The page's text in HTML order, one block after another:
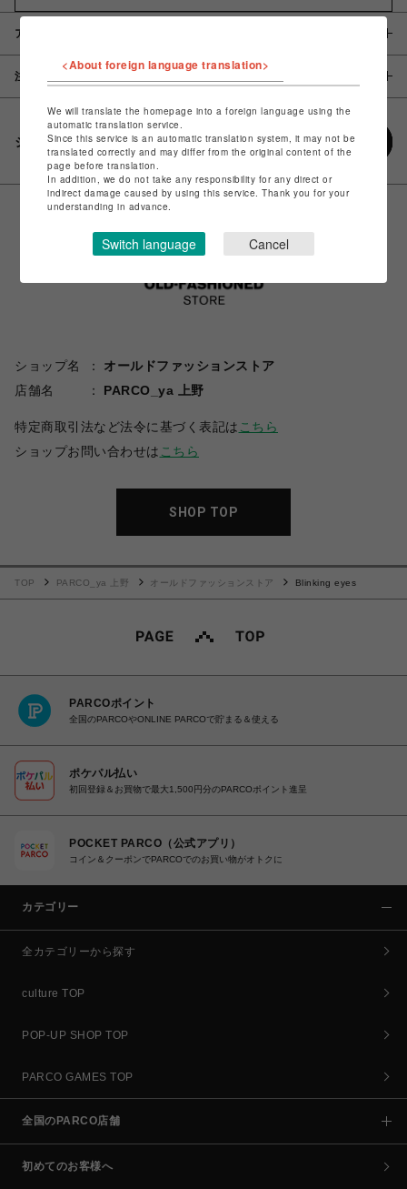
アイテム説明 / 素材
注意事項
シェアする
ショップ名
オールドファッションストア
店舗名
PARCO_ya 上野
特定商取引法など法令に基づく表記は こちら
ショップお問い合わせは こちら
SHOP TOP
TOP PARCO_ya 上野 オールドファッションストア Blinking eyes
PARCOポイント
全国のPARCOやONLINE PARCOで貯まる＆使える
ポケパル払い
初回登録＆お買物で最大1,500円分のPARCOポイント進呈
POCKET PARCO（公式アプリ）
コイン＆クーポンでPARCOでのお買い物がオトクに
カテゴリー
全カテゴリーから探す
culture TOP
POP-UP SHOP TOP
PARCO GAMES TOP
全国のPARCO店舗
初めてのお客様へ
<About foreign language translation>
We will translate the homepage into a foreign language using the
automatic translation service.
Since this service is an automatic translation system, it may not be
translated correctly and may differ from the original content of the
page before translation.
In addition, we do not take any responsibility for any direct or
indirect damage caused by using this service. Thank you for your
understanding in advance.
Switch language Cancel